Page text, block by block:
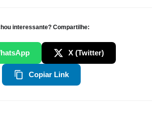
interessante? Compartilhe:
X (Twitter)
Copiar Link